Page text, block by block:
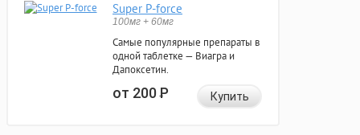
Super P-force
100мг + 60мг
Самые популярные препараты в
одной таблетке — Виагра и
Дапоксетин.
от 200Р Купить